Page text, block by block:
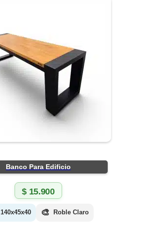
Banco Para Edificio
$15.900
140x45x40 🎨 Roble Claro